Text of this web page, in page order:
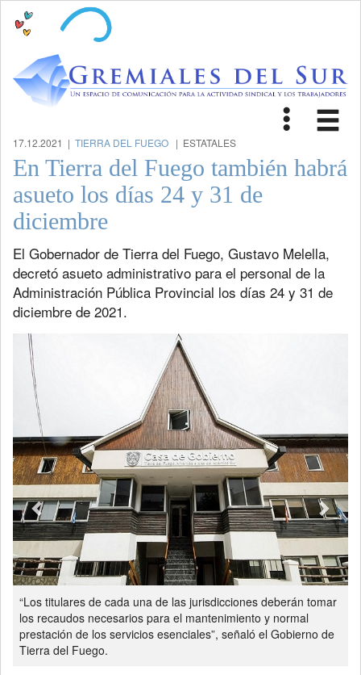
Toggle
17.12.2021 | TIERRA DEL FUEGO | ESTATALES
En Tierra del Fuego también habrá
asueto los días 24 y 31 de
diciembre
El Gobernador de Tierra del Fuego, Gustavo Melella,
decretó asueto administrativo para el personal de la
Administración Pública Provincial los días 24 y 31 de
diciembre de 2021.
“Los titulares de cada una de las jurisdicciones deberán tomar
los recaudos necesarios para el mantenimiento y normal
prestación de los servicios esenciales”, señaló el Gobierno de
Tierra del Fuego.